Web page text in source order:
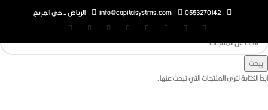
0553270142
info@capitalsystms.com الرياض - حي المربع
لترى المنتجات التي تبحث عنها.